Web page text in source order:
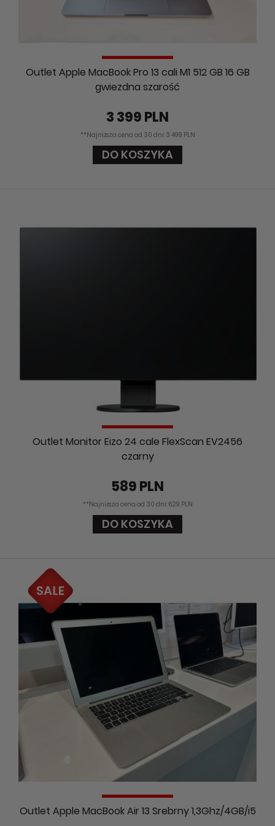
Outlet Apple MacBook Pro 13 cali M1 512 GB 16 GB
gwiezdna szarość
3 399 PLN
**Najniższa cena od 30 dni: 3 499 PLN
DO KOSZYKA
Outlet Monitor Eizo 24 cale FlexScan EV2456
czarny
589 PLN
**Najniższa cena od 30 dni: 629 PLN
DO KOSZYKA
Outlet Apple MacBook Air 13 Srebrny 1,3Ghz/4GB/i5